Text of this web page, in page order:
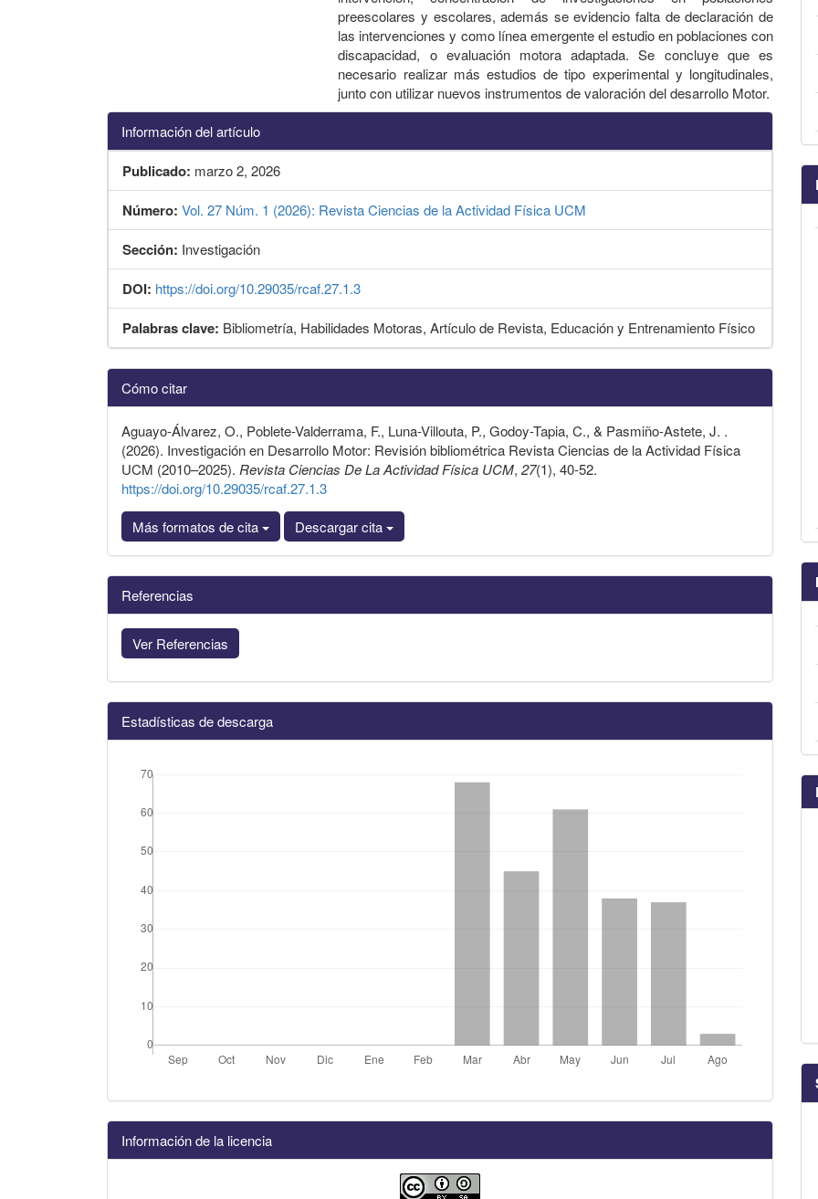
preescolares y escolares, además se evidencio falta de declaración de
las intervenciones y como línea emergente el estudio en poblaciones con
discapacidad, o evaluación motora adaptada. Se concluye que es
necesario realizar más estudios de tipo experimental y longitudinales,
junto con utilizar nuevos instrumentos de valoración del desarrollo Motor.
Información del artículo
Publicado: marzo 2, 2026
Número: Vol. 27 Núm. 1 (2026): Revista Ciencias de la Actividad Física UCM
Sección: Investigación
DOI: https://doi.org/10.29035/rcaf.27.1.3
Palabras clave: Bibliometría, Habilidades Motoras, Artículo de Revista, Educación y Entrenamiento Físico
Detalles
del
artículo
Cómo citar
Aguayo-Álvarez, O., Poblete-Valderrama, F., Luna-Villouta, P., Godoy-Tapia, C., & Pasmiño-Astete, J. .
(2026). Investigación en Desarrollo Motor: Revisión bibliométrica Revista Ciencias de la Actividad Física
UCM (2010–2025). Revista Ciencias De La Actividad Física UCM, 27(1), 40-52.
https://doi.org/10.29035/rcaf.27.1.3
Más formatos de cita
Descargar cita
Referencias
Ver Referencias
Estadísticas de descarga
Información de la licencia